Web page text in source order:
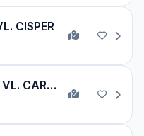
CISPER
JAÇANÃ / TERM. VL. CARRÃO